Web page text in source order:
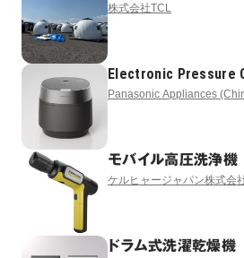
株式会社TCL
Electronic Pressure
Panasonic Appliances
モバイル高圧洗浄機
ケルヒャージャパン株式会
ドラム式洗濯乾燥機